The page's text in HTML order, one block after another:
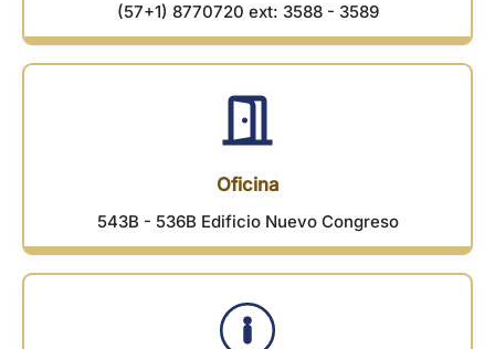
(57+1) 8770720 ext: 3588 - 3589
Oficina
543B - 536B Edificio Nuevo Congreso